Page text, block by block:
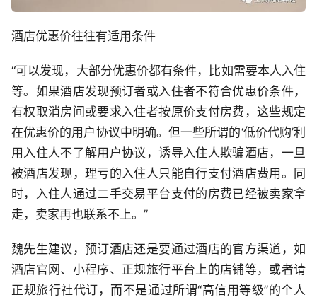
酒店优惠价往往有适用条件
“可以发现，大部分优惠价都有条件，比如需要本人入住
等。如果酒店发现预订者或入住者不符合优惠价条件，
有权取消房间或要求入住者按原价支付房费，这些规定
在优惠价的用户协议中明确。但一些所谓的‘低价代购’利
用入住人不了解用户协议，诱导入住人欺骗酒店，一旦
被酒店发现，理亏的入住人只能自行支付酒店费用。同
时，入住人通过二手交易平台支付的房费已经被卖家拿
走，卖家再也联系不上。”
魏先生建议，预订酒店还是要通过酒店的官方渠道，如
酒店官网、小程序、正规旅行平台上的店铺等，或者请
正规旅行社代订，而不是通过所谓“高信用等级”的个人